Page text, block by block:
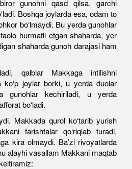
gunohni qasd qilsa, garchi
Boshqa joylarda esa, odam to
bo‘lmaydi. Bu yerda gunohlar
hurmatli etgan shaharda, yer
shaharda gunoh darajasi ham
qalblar Makkaga intilishni
ko‘p joylar borki, u yerda duolar
gunohlar kechiriladi, u yerda
bo‘ladi.
Makkada qurol ko‘tarib yurish
farishtalar qo‘riqlab turadi,
kira olmaydi. Ba’zi rivoyatlarda
alayhi vasallam Makkani maqtab